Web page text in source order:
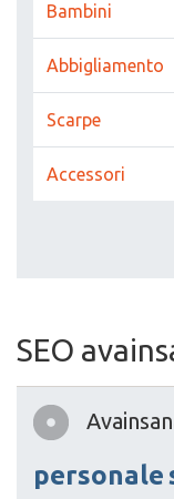
Bambini
Abbigliamento
Scarpe
Accessori
SEO
personale